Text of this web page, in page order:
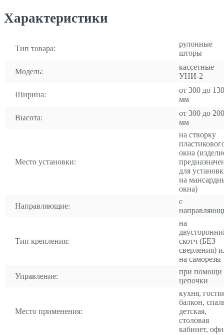
Характеристики
Тип товара:
рулонные
шторы
Модель:
кассетные
УНИ-2
Ширина:
от 300 до
мм
Высота:
от 300 до
мм
Место установки:
на створку
окна
для
на
окна)
Направляющие:
с
Тип крепления:
на
скотч (БЕЗ
сверления)
на саморезы
Управление:
при помощи
цепочки
Место применения:
кухня,
балкон,
детская,
столовая
кабинет,